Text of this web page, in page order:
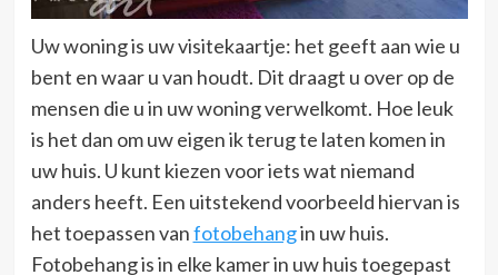
Uw woning is uw visitekaartje: het geeft aan wie u
bent en waar u van houdt. Dit draagt u over op de
mensen die u in uw woning verwelkomt. Hoe leuk
is het dan om uw eigen ik terug te laten komen in
uw huis. U kunt kiezen voor iets wat niemand
anders heeft. Een uitstekend voorbeeld hiervan is
het toepassen vanfotobehangin uw huis.
Fotobehang is in elke kamer in uw huis toegepast